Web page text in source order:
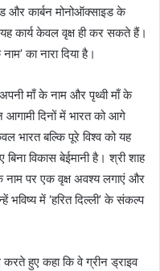
और कार्बन मोनोऑक्साइड के
कार्य केवल वृक्ष ही कर सकते हैं।
का नारा दिया है।
माँ के नाम और पृथ्वी माँ के
आगामी दिनों में भारत को आगे
भारत बल्कि पूरे विश्व को यह
विकास बेईमानी है। श्री शाह
नाम पर एक वृक्ष अवश्य लगाएं और
भविष्य में ‘हरित दिल्ली’ के संकल्प
करते हुए कहा कि वे ग्रीन ड्राइव